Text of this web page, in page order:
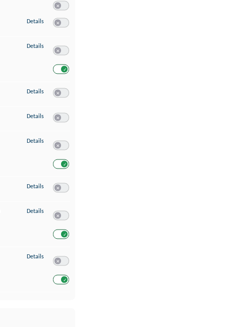
Details zu Speichern von oder Zugriff auf Informationen auf einem Endgerät
Details zu Verwendung reduzierter Daten zur Auswahl von Werbeanzeigen
Details zu Erstellung von Profilen für personalisierte Werbung
Details zu Verwendung von Profilen zur Auswahl personalisierter Werbung
Details zu Messung der Werbeleistung
Details zu Messung der Performance von Inhalten
Details zu Analyse von Zielgruppen durch Statistiken oder Kombinationen von
Details zu Entwicklung und Verbesserung der Angebote